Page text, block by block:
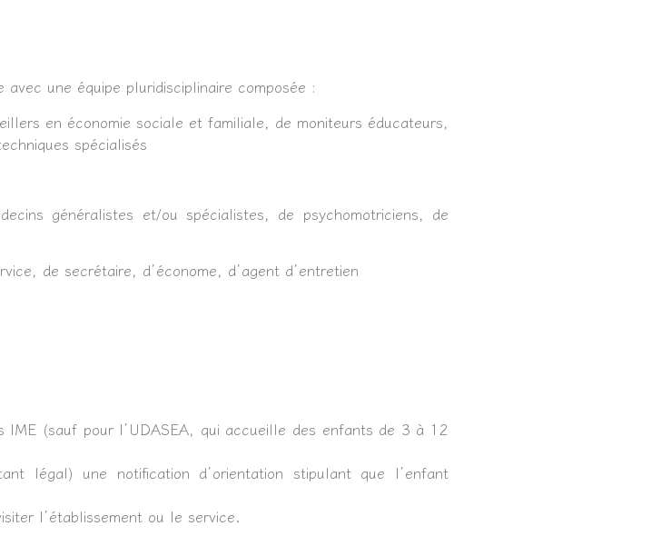
une équipe pluridisciplinaire composée :
en économie sociale et familiale, de moniteurs éducateurs,
spécialisés
généralistes et/ou spécialistes, de psychomotriciens, de
de secrétaire, d’économe, d’agent d’entretien
(sauf pour l’UDASEA, qui accueille des enfants de 3 à 12
légal) une notification d’orientation stipulant que l’enfant
l’établissement ou le service.